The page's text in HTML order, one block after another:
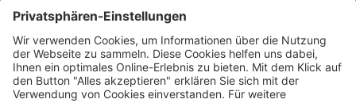
Kundenportal
Ankaufsprofil
Über WHS